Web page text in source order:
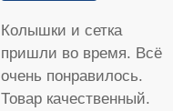
Колышки и сетка
пришли во время. Всё
очень понравилось.
Товар качественный.